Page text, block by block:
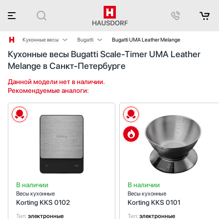
Кухонные весы
Аксессуары
Аксессуары и принадлежности
Акустические системы
Аромастанции
Барбекю
Беспроводные акустические системы
Вакуумные упаковщики
Варочные центры
Вентиляторы
Винные шкафы
Витрины
Bugatti
Korting
Smeg
Bugatti UMA Leather Melange
Кухонные весы Bugatti Scale-Timer UMA Leather
Melange в Санкт-Петербурге
Данной модели нет в наличии.
Рекомендуемые аналоги:
В наличии
Весы кухонные
Korting KKS 0102
Тип: электронные
В наличии
Весы кухонные
Korting KKS 0101
Тип: электронные